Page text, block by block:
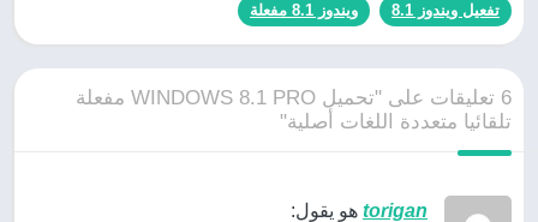
تفعيل ويندوز 8.1 ويندوز 8.1 مفعلة
6 تعليقات على "تحميل WINDOWS 8.1 PRO مفعلة
تلقائيا متعددة اللغات أصلية"
torigan هو يقول: